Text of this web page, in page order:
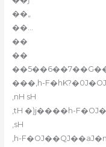
��„
��…
��
��
���,h-
,nH sH
,tH �)j����h-
,sH
,h-